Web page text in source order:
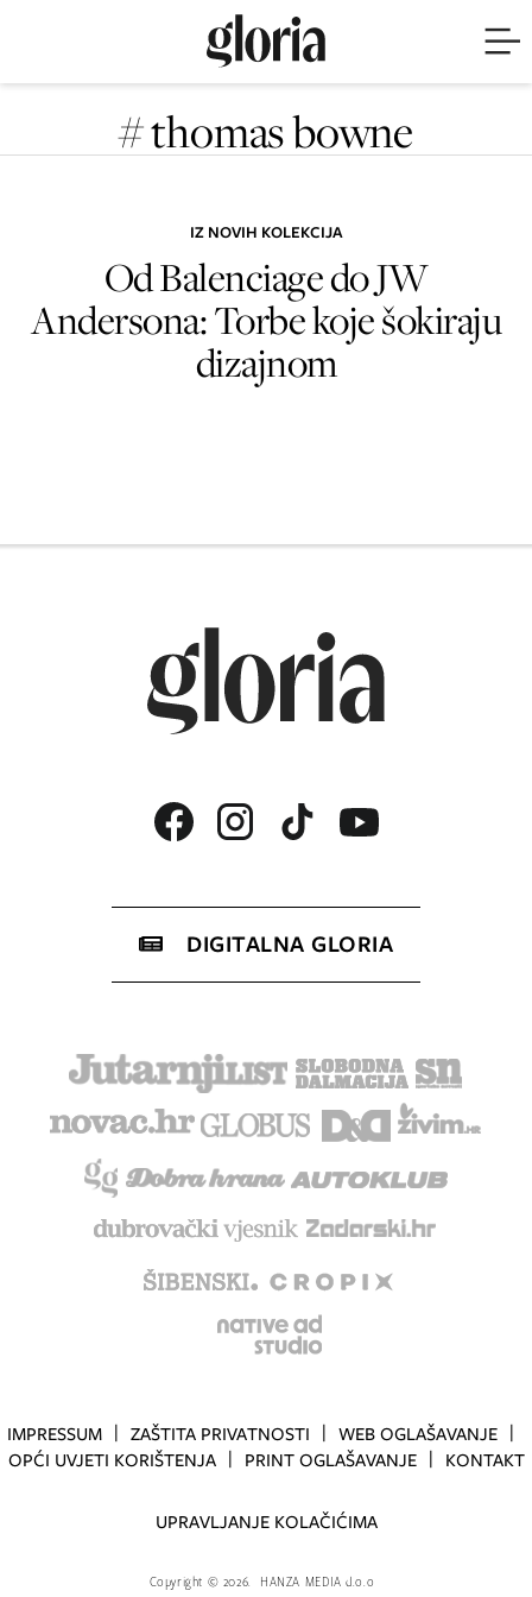
# thomas bowne
IZ NOVIH KOLEKCIJA
Od Balenciage do JW
Andersona: Torbe koje šokiraju
dizajnom
DIGITALNA GLORIA
IMPRESSUM ZAŠTITA PRIVATNOSTI
WEB OGLAŠAVANJE
OPĆI UVJETI KORIŠTENJA
PRINT OGLAŠAVANJE KONTAKT
UPRAVLJANJE KOLAČIĆIMA
Copyright © 2026. HANZA MEDIA d.o.o